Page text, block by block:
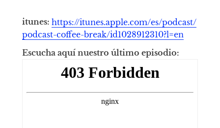
itunes: https://itunes.apple.com/es/podcast/
podcast-coffee-break/id1028912310?l=en
Escucha aquí nuestro último episodio: